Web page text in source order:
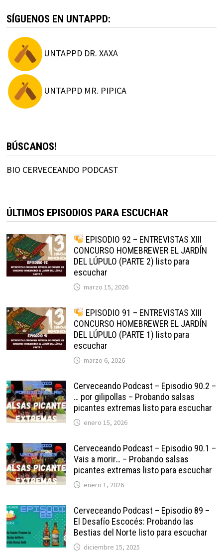
SÍGUENOS EN UNTAPPD:
UNTAPPD DR. XAXA
UNTAPPD MR. PIPICA
BÚSCANOS!
BIO CERVECEANDO PODCAST
ÚLTIMOS EPISODIOS PARA ESCUCHAR
EPISODIO 92 – ENTREVISTAS XIII
CONCURSO HOMEBREWER EL JARDÍN
DEL LÚPULO (PARTE 2) listo para
escuchar
marzo 15, 2026
EPISODIO 91 – ENTREVISTAS XIII
CONCURSO HOMEBREWER EL JARDÍN
DEL LÚPULO (PARTE 1) listo para
escuchar
marzo 6, 2026
Cerveceando Podcast – Episodio 90.2 –
… por gilipollas – Probando salsas
picantes extremas listo para escuchar
enero 15, 2026
Cerveceando Podcast – Episodio 90.1 –
Vais a morir… – Probando salsas
picantes extremas listo para escuchar
enero 1, 2026
Cerveceando Podcast – Episodio 89 –
El Desafío Escocés: Probando las
Bestias del Norte listo para escuchar
diciembre 15, 2025